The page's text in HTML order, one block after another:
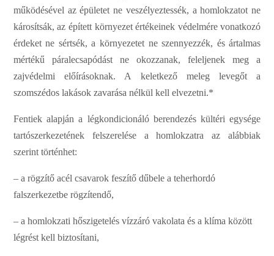
működésével az épületet ne veszélyeztessék, a homlokzatot ne
károsítsák,az épített környezetértékeinek védelmére vonatkozó
érdeket ne sértsék, a környezetet ne szennyezzék, és ártalmas
mértékű páralecsapódást neokozzanak,feleljenekmega
zajvédelmielőírásoknak. A keletkező meleg levegőt
a
szomszédos lakások zavarása nélkül kell elvezetni.*
Fentiek alapján a légkondicionáló berendezés kültéri egysége
tartószerkezetének felszerelése a homlokzatra az alábbiak
szerint történhet:
– a rögzítő acél csavarok feszítő dűbele a teherhordó
falszerkezetbe rögzítendő,
– a homlokzati hőszigetelés vízzáró vakolata és a klíma között
légrést kell biztosítani,